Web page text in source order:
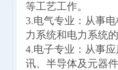
等工艺工作。
3.电气专业：从事
力系统和电力系统
4.电子专业：从事
讯、半导体及元器